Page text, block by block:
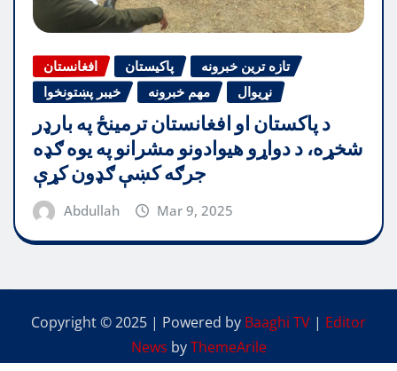
افغانستان پاکیستان
تازه ترین خبرونه
خیبر پښتونخوا
مهم خبرونه نړیوال
د پاکستان او افغانستان ترمینځ په بارډر
شخړه، د دواړو هیوادونو مشرانو په یوه ګډه
جرګه کښې ګډون کړې
Abdullah Mar 9, 2025
Copyright © 2025 | Powered by Baaghi TV | Editor
News byThemeArile